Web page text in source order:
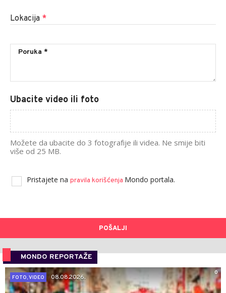
Lokacija *
Ubacite video ili foto
Možete da ubacite do 3 fotografije ili videa. Ne smije biti
više od 25 MB.
Pristajete na pravila korišćenja Mondo portala.
POŠALJI
MONDO REPORTAŽE
0
FOTO, VIDEO
08.08.2026.